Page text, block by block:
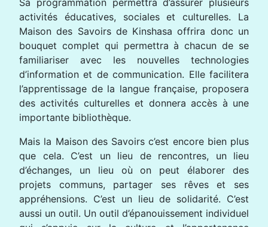
Sa programmation permettra d’assurer plusieurs
activités éducatives, sociales et culturelles. La
Maison des Savoirs de Kinshasa offrira donc un
bouquet complet qui permettra à chacun de se
familiariser avec les nouvelles technologies
d’information et de communication. Elle facilitera
l’apprentissage de la langue française, proposera
des activités culturelles et donnera accès à une
importante bibliothèque.
Mais la Maison des Savoirs c’est encore bien plus
que cela. C’est un lieu de rencontres, un lieu
d’échanges, un lieu où on peut élaborer des
projets communs, partager ses rêves et ses
appréhensions. C’est un lieu de solidarité. C’est
aussi un outil. Un outil d’épanouissement individuel